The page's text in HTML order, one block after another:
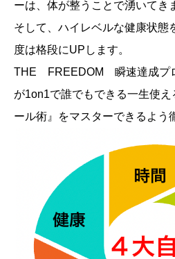
ーは、体が整うことで湧いてき
そして、ハイレベルな健康状態
度は格段にUPします。
THE FREEDOM 瞬速達成プ
が1on1で誰でもできる一生使
ール術』をマスターできるよう